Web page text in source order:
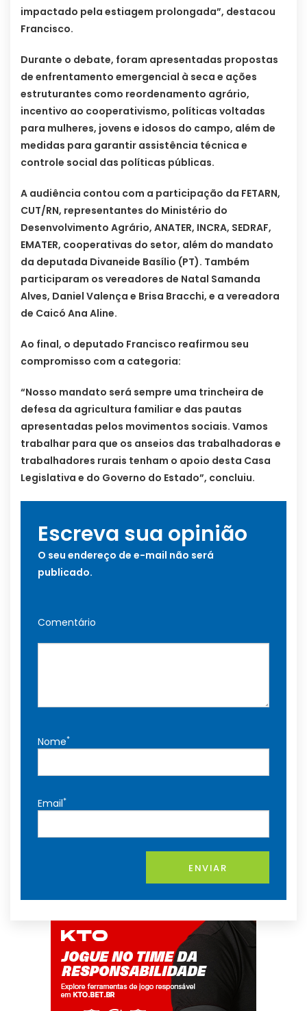
impactado pela estiagem prolongada”, destacou
Francisco.
Durante o debate, foram apresentadas propostas
de enfrentamento emergencial à seca e ações
estruturantes como reordenamento agrário,
incentivo ao cooperativismo, políticas voltadas
para mulheres, jovens e idosos do campo, além de
medidas para garantir assistência técnica e
controle social das políticas públicas.
A audiência contou com a participação da FETARN,
CUT/RN, representantes do Ministério do
Desenvolvimento Agrário, ANATER, INCRA, SEDRAF,
EMATER, cooperativas do setor, além do mandato
da deputada Divaneide Basílio (PT). Também
participaram os vereadores de Natal Samanda
Alves, Daniel Valença e Brisa Bracchi, e a vereadora
de Caicó Ana Aline.
Ao final, o deputado Francisco reafirmou seu
compromisso com a categoria:
“Nosso mandato será sempre uma trincheira de
defesa da agricultura familiar e das pautas
apresentadas pelos movimentos sociais. Vamos
trabalhar para que os anseios das trabalhadoras e
trabalhadores rurais tenham o apoio desta Casa
Legislativa e do Governo do Estado”, concluiu.
Escreva sua opinião
O seu endereço de e-mail não será
publicado.
Comentário
Nome*
Email*
ENVIAR